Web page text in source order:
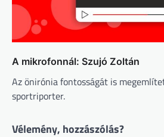
A mikrofonnál: Szujó Zoltán
Az önirónia fontosságát is
sportriporter.
Vélemény, hozzászólás?